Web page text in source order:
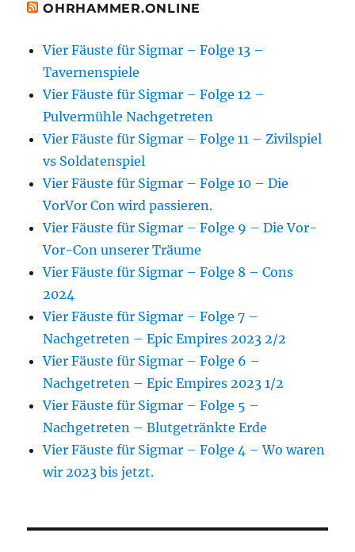
OHRHAMMER.ONLINE
Vier Fäuste für Sigmar – Folge 13 –
Tavernenspiele
Vier Fäuste für Sigmar – Folge 12 –
Pulvermühle Nachgetreten
Vier Fäuste für Sigmar – Folge 11 – Zivilspiel
vs Soldatenspiel
Vier Fäuste für Sigmar – Folge 10 – Die
VorVor Con wird passieren.
Vier Fäuste für Sigmar – Folge 9 – Die Vor-
Vor-Con unserer Träume
Vier Fäuste für Sigmar – Folge 8 – Cons
2024
Vier Fäuste für Sigmar – Folge 7 –
Nachgetreten – Epic Empires 2023 2/2
Vier Fäuste für Sigmar – Folge 6 –
Nachgetreten – Epic Empires 2023 1/2
Vier Fäuste für Sigmar – Folge 5 –
Nachgetreten – Blutgetränkte Erde
Vier Fäuste für Sigmar – Folge 4 – Wo waren
wir 2023 bis jetzt.